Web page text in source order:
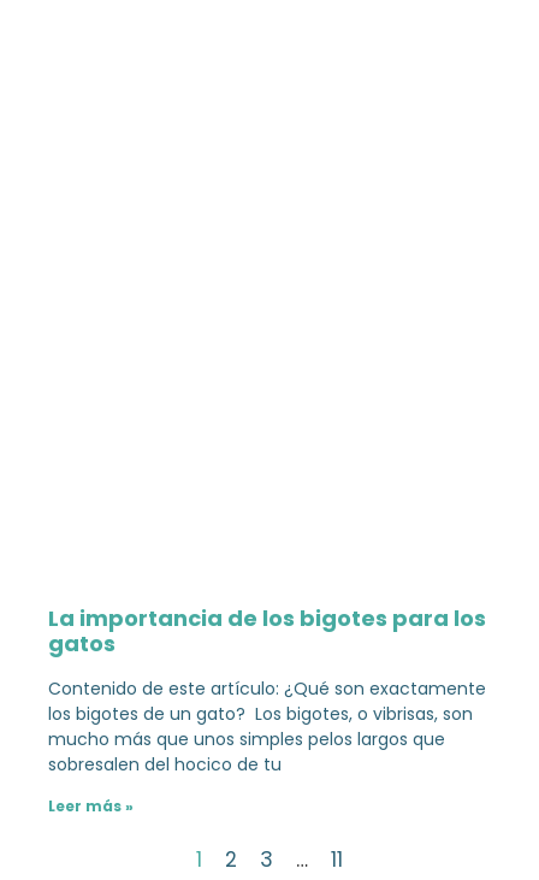
La importancia de los bigotes para los
gatos
Contenido de este artículo: ¿Qué son exactamente
los bigotes de un gato? Los bigotes, o vibrisas, son
mucho más que unos simples pelos largos que
sobresalen del hocico de tu
Leer más »
1 2 3 … 11